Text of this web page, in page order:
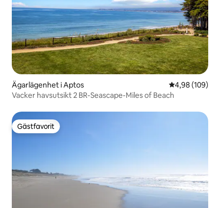
Ägarlägenhet i Aptos 4,98 av 5 i
4,98 (109)
Vacker havsutsikt 2 BR-Seascape-Miles of Beach
Gästfavorit
Gästfavorit